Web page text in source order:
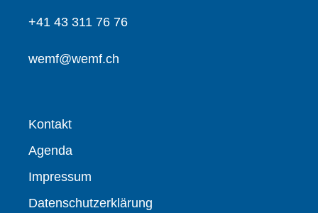
+41 43 311 76 76
wemf@wemf.ch
Kontakt
Agenda
Impressum
Datenschutzerklärung